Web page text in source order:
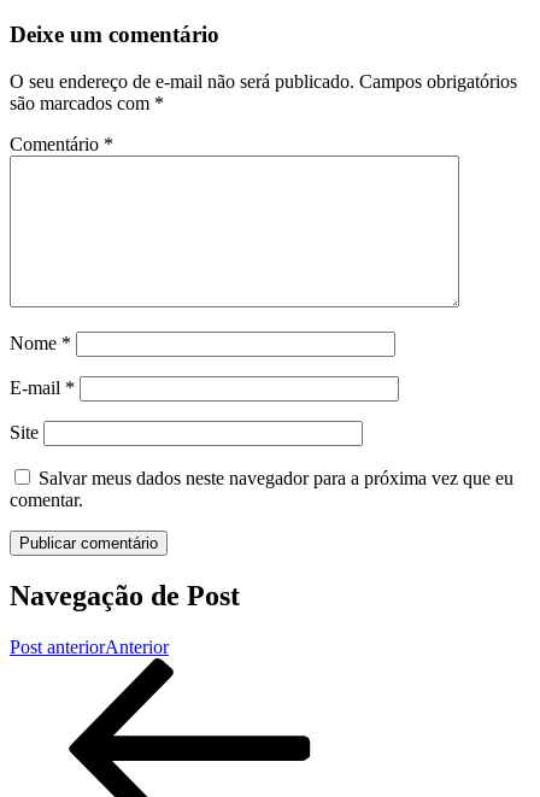
Deixe um comentário
O seu endereço de e-mail não será publicado. Campos obrigatórios
são marcados com *
Comentário *
Nome *
E-mail *
Site
Salvar meus dados neste navegador para a próxima vez que eu
comentar.
Navegação de Post
Post anteriorAnterior